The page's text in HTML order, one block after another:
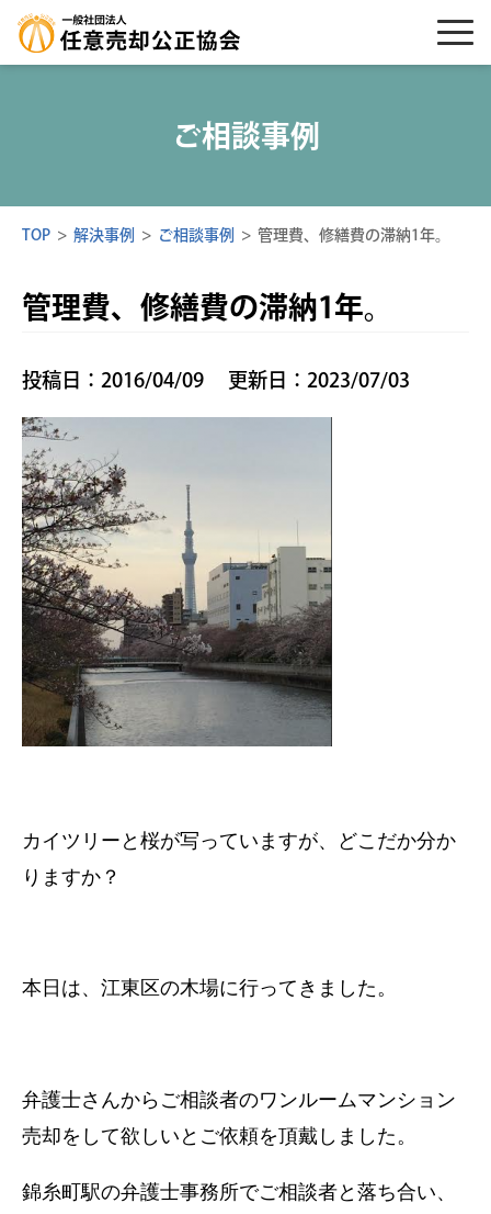
ご相談事例
TOP > 解決事例 > ご相談事例 > 管理費、修繕費の滞納1年。
管理費、修繕費の滞納1年。
投稿日：2016/04/09 更新日：2023/07/03
カイツリーと桜が写っていますが、どこだか分か
りますか？
本日は、江東区の木場に行ってきました。
弁護士さんからご相談者のワンルームマンション
売却をして欲しいとご依頼を頂戴しました。
錦糸町駅の弁護士事務所でご相談者と落ち合い、